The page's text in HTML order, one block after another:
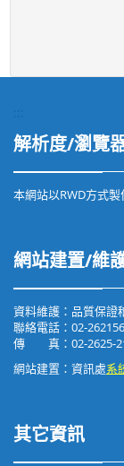
解析度/瀏覽
本網站以RWD方式
網站建置/維
資料維護：品質保證
聯絡電話：02-
傳 真：02-2625-
網站建置：資訊處系
其它資訊